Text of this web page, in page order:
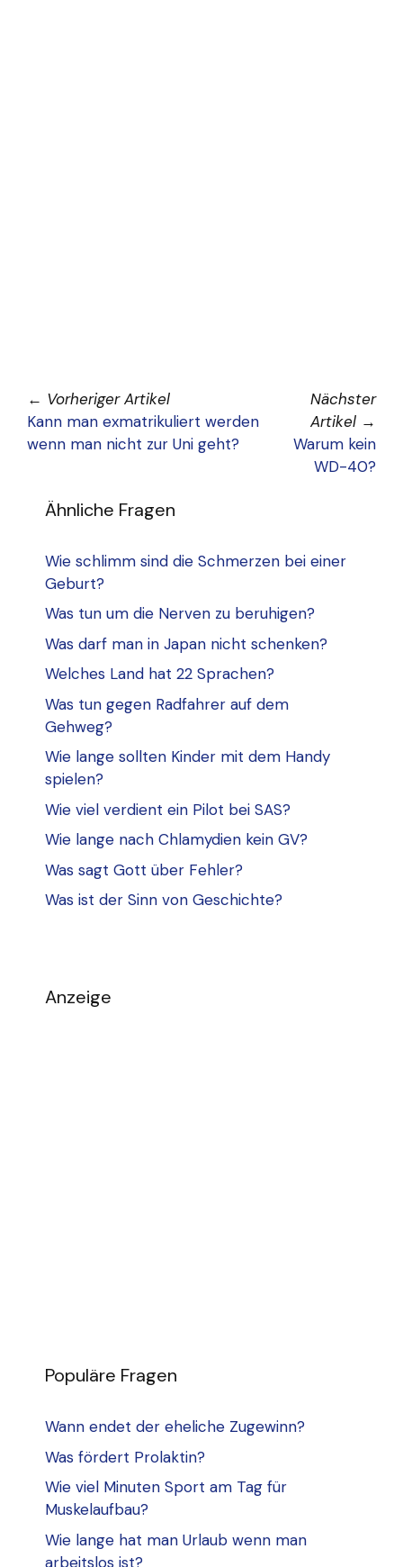
← Vorheriger Artikel
Kann man exmatrikuliert werden
wenn man nicht zur Uni geht?
Nächster
Artikel →
Warum kein
WD-40?
Ähnliche Fragen
Wie schlimm sind die Schmerzen bei einer
Geburt?
Was tun um die Nerven zu beruhigen?
Was darf man in Japan nicht schenken?
Welches Land hat 22 Sprachen?
Was tun gegen Radfahrer auf dem
Gehweg?
Wie lange sollten Kinder mit dem Handy
spielen?
Wie viel verdient ein Pilot bei SAS?
Wie lange nach Chlamydien kein GV?
Was sagt Gott über Fehler?
Was ist der Sinn von Geschichte?
Anzeige
Populäre Fragen
Wann endet der eheliche Zugewinn?
Was fördert Prolaktin?
Wie viel Minuten Sport am Tag für
Muskelaufbau?
Wie lange hat man Urlaub wenn man
arbeitslos ist?